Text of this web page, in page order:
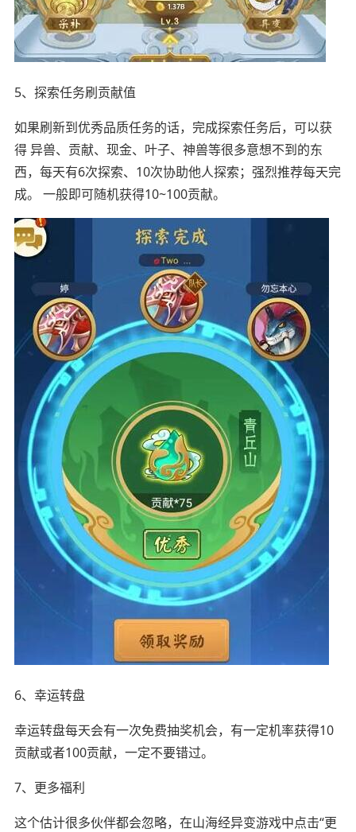
5、探索任务刷贡献值
如果刷新到优秀品质任务的话，完成探索任务后，可以获
得 异兽、贡献、现金、叶子、神兽等很多意想不到的东
西，每天有6次探索、10次协助他人探索；强烈推荐每天完
成。 一般即可随机获得10~100贡献。
6、幸运转盘
幸运转盘每天会有一次免费抽奖机会，有一定机率获得10
贡献或者100贡献，一定不要错过。
7、更多福利
这个估计很多伙伴都会忽略，在山海经异变游戏中点击“更